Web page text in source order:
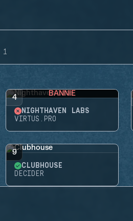
1
4 BANNIE
NIGHTHAVEN LABS
VIRTUS.PRO
9
CLUBHOUSE
DECIDER